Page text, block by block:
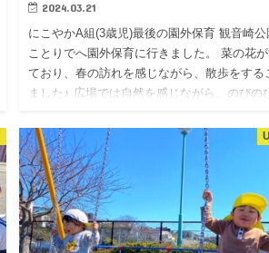
2024.03.21
にこやかA組(3歳児)最後の園外保育 観音崎
ことりでへ園外保育に行きました。 菜の花
ており、春の訪れを感じながら、散歩をする
ました♪ 広場では自然を感じながら、のびの